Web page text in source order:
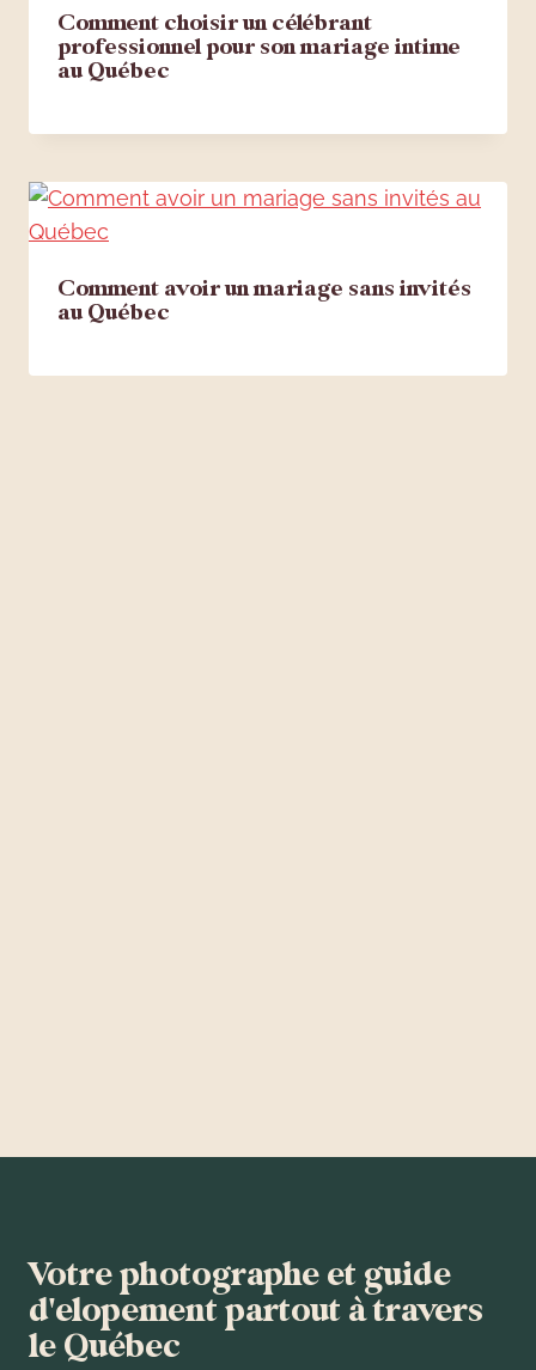
Comment choisir un célébrant
professionnel pour son mariage intime
au Québec
Comment avoir un mariage sans invités
au Québec
Votre photographe et guide
d'elopement partout à travers
le Québec